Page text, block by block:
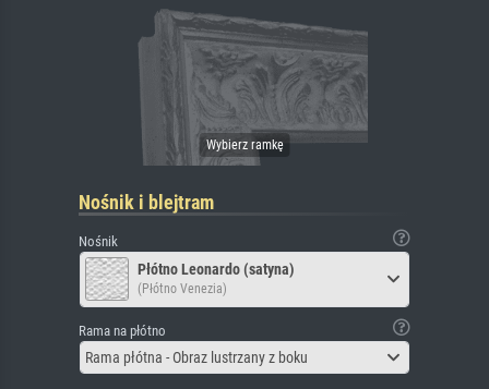
Nośnik i blejtram
Nośnik
Płótno Leonardo (satyna)
(Płótno Venezia)
Rama na płótno
Rama płótna - Obraz lustrzany z boku